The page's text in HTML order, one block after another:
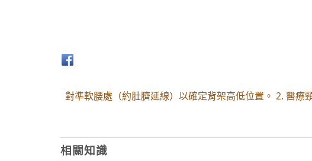
對準軟腰處（約肚臍延線）以確定背架高低位置。 2. 醫
相關知識